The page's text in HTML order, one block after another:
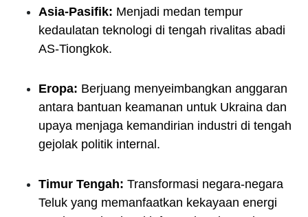
Asia-Pasifik: Menjadi medan tempur
kedaulatan teknologi di tengah rivalitas abadi
AS-Tiongkok.
Eropa: Berjuang menyeimbangkan anggaran
antara bantuan keamanan untuk Ukraina dan
upaya menjaga kemandirian industri di tengah
gejolak politik internal.
Timur Tengah: Transformasi negara-negara
Teluk yang memanfaatkan kekayaan energi